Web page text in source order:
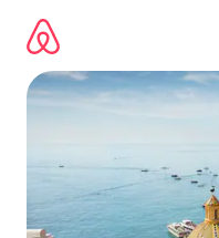
содржина